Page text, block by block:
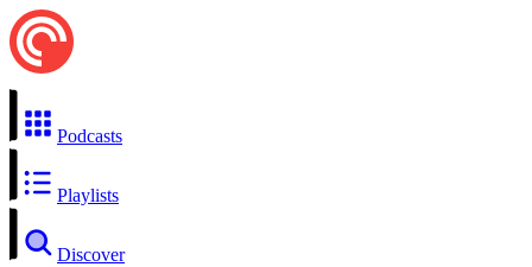
Podcasts
Playlists
Discover